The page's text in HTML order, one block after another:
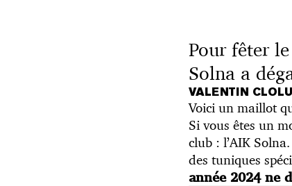
Pour fêter
Solna a
VALENTIN
Voici un maillot
Si vous êtes un
club : l’AIK
des tuniques
année 2024 ne